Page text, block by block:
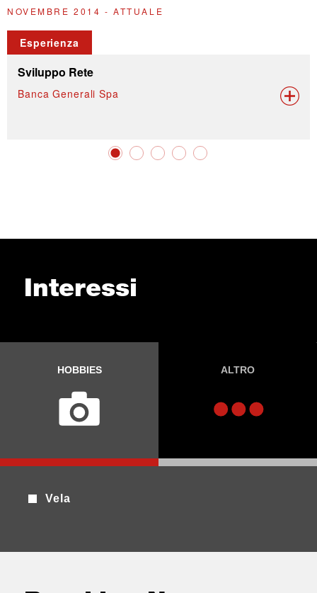
NOVEMBRE 2014 - ATTUALE
Esperienza
Sviluppo Rete
Banca Generali Spa
Interessi
HOBBIES ALTRO
Vela